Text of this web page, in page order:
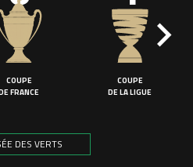
COUPE
FRANCE
COUPE
DE LA LIGUE
DES VERTS